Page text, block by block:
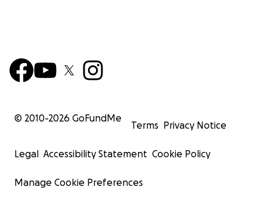
© 2010-2026 GoFundMe
Terms Privacy Notice
Legal Accessibility Statement Cookie Policy
Manage Cookie Preferences